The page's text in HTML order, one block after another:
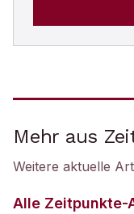
Mehr aus
Weitere aktuelle
Alle Zeitpunkte-